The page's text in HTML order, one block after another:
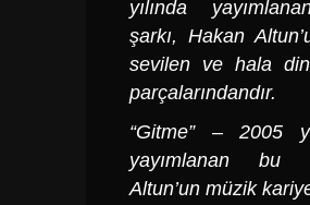
yılında
şarkı, Hakan
sevilen ve hala
parçalarındandır.
“Gitme” – 2005
yayımlanan bu
Altun’un müzik